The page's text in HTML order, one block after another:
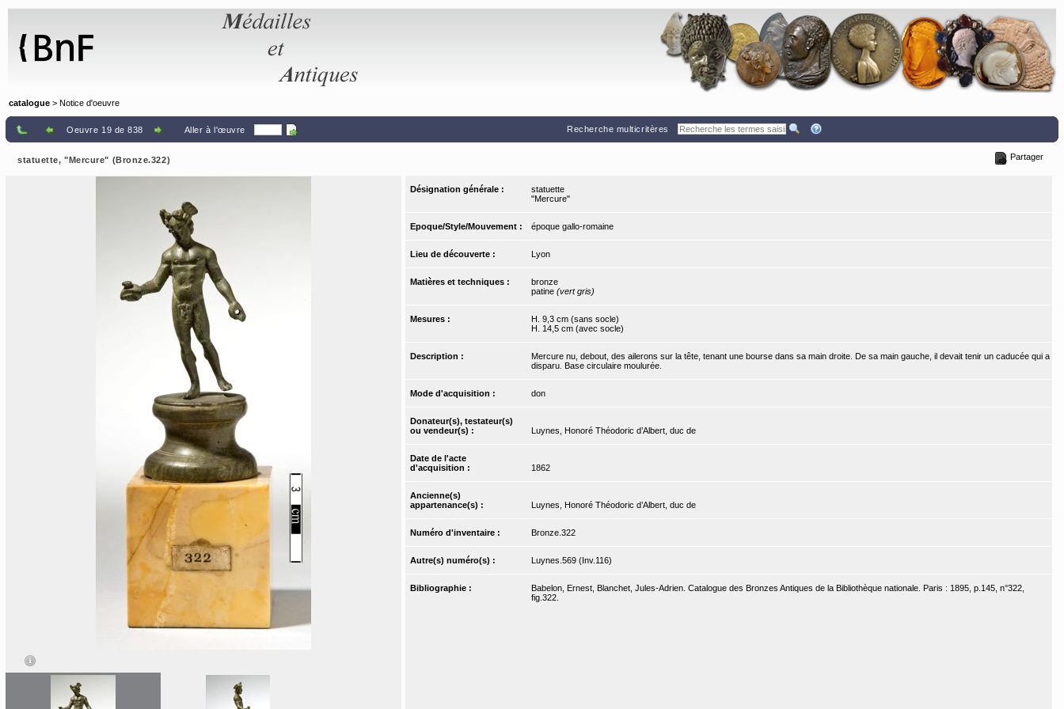
catalogue > Notice d'oeuvre
Oeuvre 19 de 838 Aller à l'œuvre Recherche multicritères
statuette, "Mercure" (Bronze.322) Partager
Désignation générale :
statuette
"Mercure"
Epoque/Style/Mouvement : époque gallo-romaine
Lieu de découverte : Lyon
Matières et techniques :
bronze
patine (vert gris)
Mesures :
H. 9,3 cm (sans socle)
H. 14,5 cm (avec socle)
Description :
Mercure nu, debout, des ailerons sur la tête, tenant une bourse dans sa main droite. De sa main gauche, il devait tenir un caducée qui a
disparu. Base circulaire moulurée.
Mode d'acquisition : don
Donateur(s), testateur(s)
ou vendeur(s) :
Luynes, Honoré Théodoric d’Albert, duc de
Date de l'acte
d'acquisition :
1862
Ancienne(s)
appartenance(s) :
Luynes, Honoré Théodoric d’Albert, duc de
Numéro d'inventaire : Bronze.322
Autre(s) numéro(s) : Luynes.569 (Inv.116)
Bibliographie :
Babelon, Ernest, Blanchet, Jules-Adrien. Catalogue des Bronzes Antiques de la Bibliothèque nationale. Paris : 1895, p.145, n°322,
fig.322.